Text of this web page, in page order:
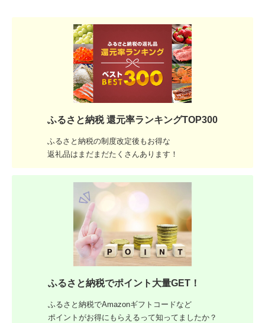
ふるさと納税 還元率ランキングTOP300
ふるさと納税の制度改定後もお得な
返礼品はまだまだたくさんあります！
ふるさと納税でポイント大量GET！
ふるさと納税でAmazonギフトコードなど
ポイントがお得にもらえるって知ってましたか？